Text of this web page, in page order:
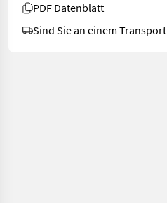
PDF Datenblatt
Sind Sie an einem